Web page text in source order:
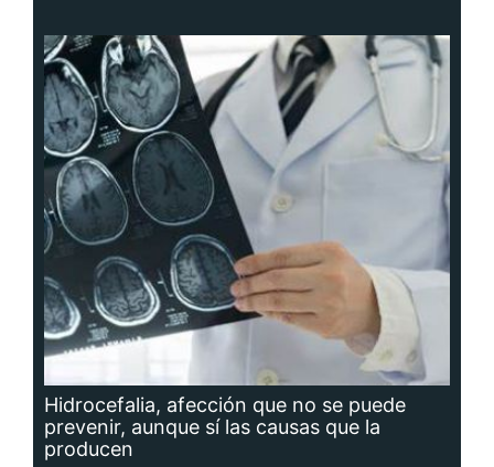
Hidrocefalia, afección que no se puede
prevenir, aunque sí las causas que la
producen